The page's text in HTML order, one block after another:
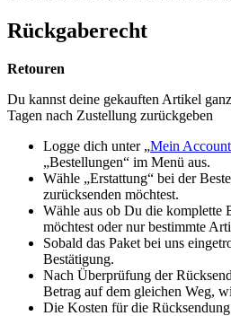
Rückgaberecht
Retouren
Du kannst deine gekauften Artikel
Tagen nach Zustellung zurückgeben
Logge dich unter „Mein Account
„Bestellungen“ im Menü aus.
Wähle „Erstattung“ bei der
zurücksenden möchtest.
Wähle aus ob Du die komplette
möchtest oder nur bestimmte
Sobald das Paket bei uns
Bestätigung.
Nach Überprüfung der
Betrag auf dem gleichen Weg,
Die Kosten für die